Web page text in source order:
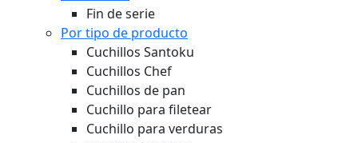
Fin de serie
Por tipo de producto
Cuchillos Santoku
Cuchillos Chef
Cuchillos de pan
Cuchillo para filetear
Cuchillo para verduras